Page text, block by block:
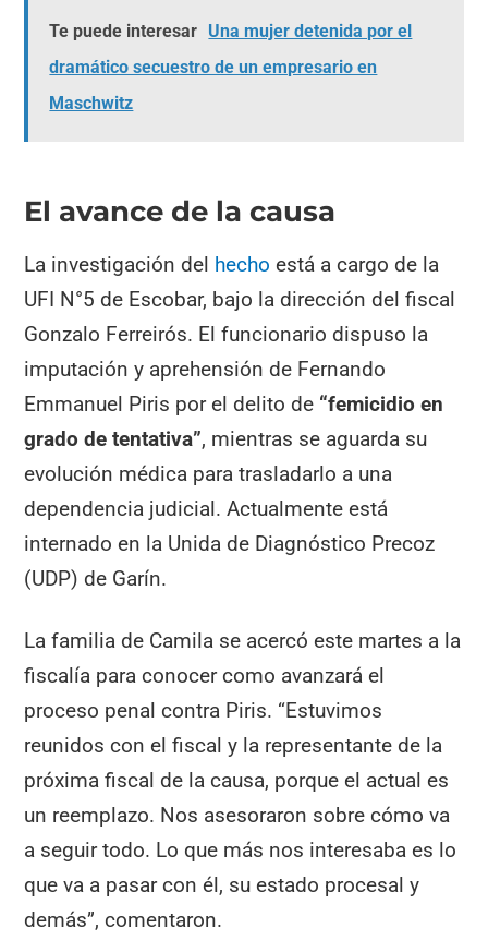
Te puede interesar Una mujer detenida por el
dramático secuestro de un empresario en
Maschwitz
El avance de la causa
La investigación del hecho está a cargo de la
UFI N°5 de Escobar, bajo la dirección del fiscal
Gonzalo Ferreirós. El funcionario dispuso la
imputación y aprehensión de Fernando
Emmanuel Piris por el delito de “femicidio en
grado de tentativa”, mientras se aguarda su
evolución médica para trasladarlo a una
dependencia judicial. Actualmente está
internado en la Unida de Diagnóstico Precoz
(UDP) de Garín.
La familia de Camila se acercó este martes a la
fiscalía para conocer como avanzará el
proceso penal contra Piris. “Estuvimos
reunidos con el fiscal y la representante de la
próxima fiscal de la causa, porque el actual es
un reemplazo. Nos asesoraron sobre cómo va
a seguir todo. Lo que más nos interesaba es lo
que va a pasar con él, su estado procesal y
demás”, comentaron.